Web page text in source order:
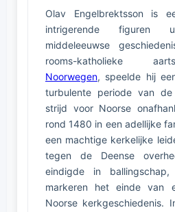
Olav Engelbrektsson is
intrigerende
middeleeuwse
rooms-katholieke
Noorwegen, speelde hij
turbulente periode van
strijd voor Noorse
rond 1480 in een adellijke
een machtige kerkelijke
tegen de Deense
eindigde in
markeren het einde van
Noorse kerkgeschiedenis.